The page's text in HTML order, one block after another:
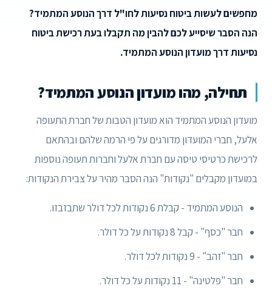
מחפשים לעשות ביטוח נסיעות לחו"ל דרך הנוסע המתמיד?
הנה הסבר שיסייע לכם להבין מה תקבלו בעת רכישת ביטוח
נסיעות דרך מועדון הנוסע המתמיד.
תחילה, מהו מועדון הנוסע המתמיד?
מועדון הנוסע המתמיד הוא מועדון הטבות של חברת התעופה
אלעל, חברי המועדון מדורגים על פי הרמה שלהם ובהתאם
לרכישת כרטיסי טיסה עם חברת אלעל וחברות תעופה נוספות
במועדון מקבלים "נקודות" הנה הסבר מהיר על צבירת הנקודות:
הנוסע המתמיד - קבלת 6 נקודות לכל דולר שתבזבזו.
חבר "כסף" - קבל 8 נקודות על כל דולר.
חבר "זהב" - 9 נקודות לכל דולר.
חבר "פלטינה" - 11 נקודות על כל דולר.